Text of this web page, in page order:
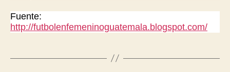
Fuente:
http://futbolenfemeninoguatemala.blogspot.com/